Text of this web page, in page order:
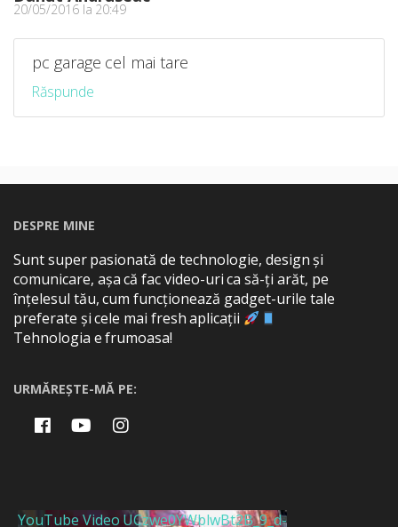
20/05/2016 la 20:49
pc garage cel mai tare
Răspunde
DESPRE MINE
Sunt super pasionată de technologie, design și
comunicare, așa că fac video-uri ca să-ți arăt, pe
înțelesul tău, cum funcționează gadget-urile tale
preferate și cele mai fresh aplicații
Tehnologia e frumoasa!
URMĂREȘTE-MĂ PE:
YouTube Video UCzwe0YWblwBt2B_9_d-